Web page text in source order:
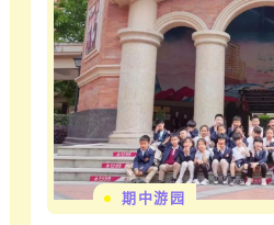
期中游园